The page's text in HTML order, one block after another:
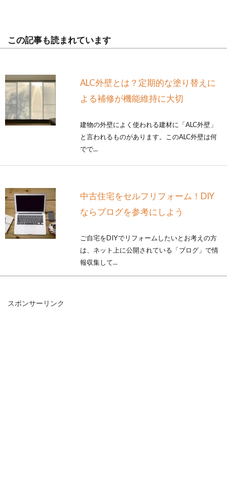
この記事も読まれています
ALC外壁とは？定期的な塗り替えに
よる補修が機能維持に大切
建物の外壁によく使われる建材に「ALC外壁」
と言われるものがあります。このALC外壁は何
でで...
中古住宅をセルフリフォーム！DIY
ならブログを参考にしよう
ご自宅をDIYでリフォームしたいとお考えの方
は、ネット上に公開されている「ブログ」で情
報収集して...
スポンサーリンク